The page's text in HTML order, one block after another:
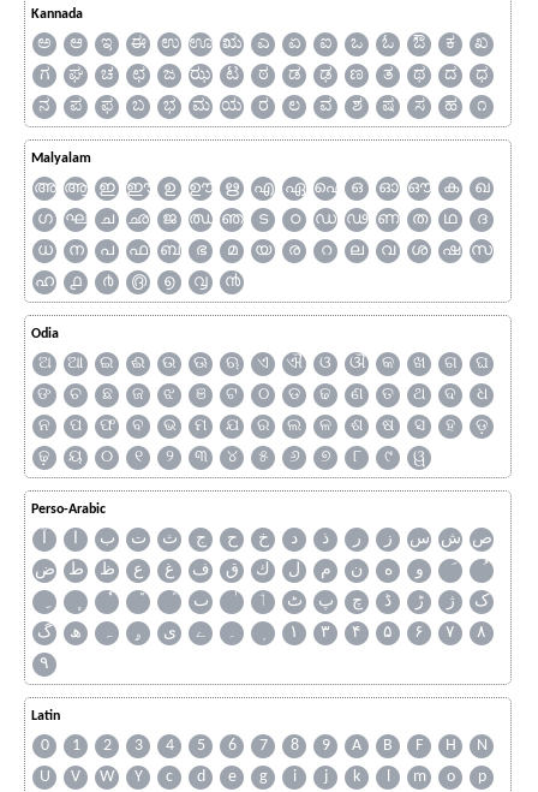
Kannada
ಅ ಆ ಇ ಈ ಉ ಊ ಋ ಎ ಏ ಐ ಒ ಓ ಔ ಕ
ಖ
ಗ
ಘ ಚ ಛ ಜ ಝ ಟ ಠ ಡ ಢ ಣ ತ ಥ ದ
ಧ
ನ
ಪ ಫ ಬ ಭ ಮ ಯ ರ ಲ ವ ಶ ಷ ಸ ಹ ೧
Malyalam
അ ആ ഇ ഈ ഉ ഊ ഋ എ ഏ ഐ ഒ ഓ ഔ ക
ഖ
ഗ
ഘ ച ഛ ജ ഝ ഞ ട ഠ ഡ ഢ ണ ത ഥ
ദ
ധ
ന പ ഫ ബ ഭ മ യ ര റ ല വ ശ ഷ
സ
ഹ
൧ ൪ ൫ ൭ ൮ ൯
Odia
ଅ ଆ ଇ ଈ ଉ ଊ ଋ ଏ ଐ ଓ ଔ କ ଖ ଗ
ଘ
ଙ
ଚ ଛ ଜ ଝ ଞ ଟ ଠ ଡ ଢ ଣ ତ ଥ ଦ
ଧ
ନ
ପ ଫ ବ ଭ ମ ଯ ର ଲ ଳ ଶ ଷ ସ ହ
ଡ଼
ଢ଼
ୟ ୦ ୧ ୨ ୩ ୪ ୫ ୬ ୭ ୮ ୯ ୱ
Perso-Arabic
آ ا ب ت ث ج ح خ د ذ ر ز س ش ص
ض
ط ظ ع غ ف ق ك ل م ن ه
و
ٮ
ٲ ٹ پ چ ڈ ڑ ژ
ک
گ
ھ ہ ۄ ی ے ۔ ۱ ۳ ۴ ۵ ۶ ۷
۸
۹
Latin
0 1 2 3 4 5 6 7 8 9 A B F H
N
U
V W Y c d e g i j k l m o
p